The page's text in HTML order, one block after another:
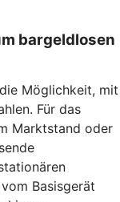
bargeldlosen
Möglichkeit, mit
Für das
Marktstand oder
Basisgerät